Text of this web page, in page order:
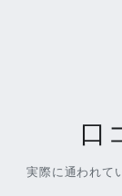
口
実際に通われて